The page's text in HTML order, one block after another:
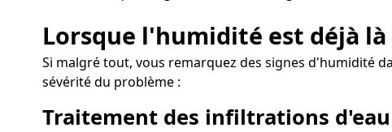
Lorsque l'humidité est déjà
Si malgré tout, vous remarquez des signes d'humidité
sévérité du problème :
Traitement des infiltrations